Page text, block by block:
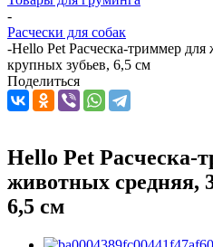
-
Расчески для собак
-Hello Pet Расческа-триммер
крупных зубьев, 6,5 см
Поделиться
Hello Pet Расческа-
животных средняя,
6,5 см